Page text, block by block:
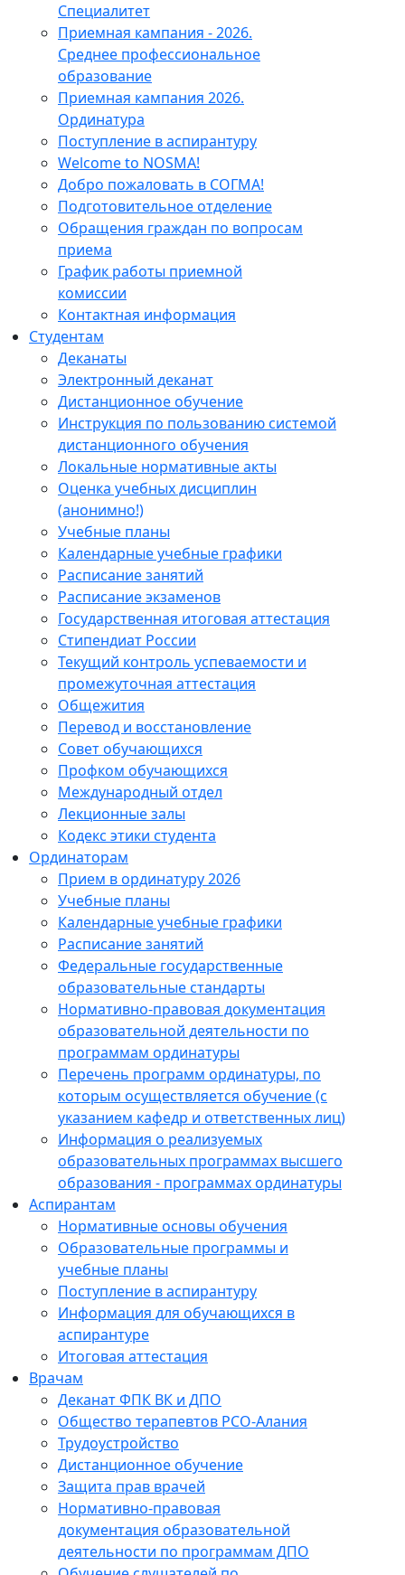
Специалитет
Приемная кампания - 2026.
Среднее профессиональное
образование
Приемная кампания 2026.
Ординатура
Поступление в аспирантуру
Welcome to NOSMA!
Добро пожаловать в СОГМА!
Подготовительное отделение
Обращения граждан по вопросам
приема
График работы приемной
комиссии
Контактная информация
Студентам
Деканаты
Электронный деканат
Дистанционное обучение
Инструкция по пользованию системой
дистанционного обучения
Локальные нормативные акты
Оценка учебных дисциплин
(анонимно!)
Учебные планы
Календарные учебные графики
Расписание занятий
Расписание экзаменов
Государственная итоговая аттестация
Стипендиат России
Текущий контроль успеваемости и
промежуточная аттестация
Общежития
Перевод и восстановление
Совет обучающихся
Профком обучающихся
Международный отдел
Лекционные залы
Кодекс этики студента
Ординаторам
Прием в ординатуру 2026
Учебные планы
Календарные учебные графики
Расписание занятий
Федеральные государственные
образовательные стандарты
Нормативно-правовая документация
образовательной деятельности по
программам ординатуры
Перечень программ ординатуры, по
которым осуществляется обучение (с
указанием кафедр и ответственных лиц)
Информация о реализуемых
образовательных программах высшего
образования - программах ординатуры
Аспирантам
Нормативные основы обучения
Образовательные программы и
учебные планы
Поступление в аспирантуру
Информация для обучающихся в
аспирантуре
Итоговая аттестация
Врачам
Деканат ФПК ВК и ДПО
Общество терапевтов РСО-Алания
Трудоустройство
Дистанционное обучение
Защита прав врачей
Нормативно-правовая
документация образовательной
деятельности по программам ДПО